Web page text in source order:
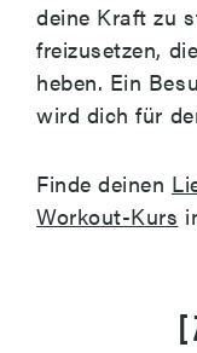
deine Kraft zu
freizusetzen,
heben. Ein
wird dich für
Finde deinen
Workout-Kurs
[